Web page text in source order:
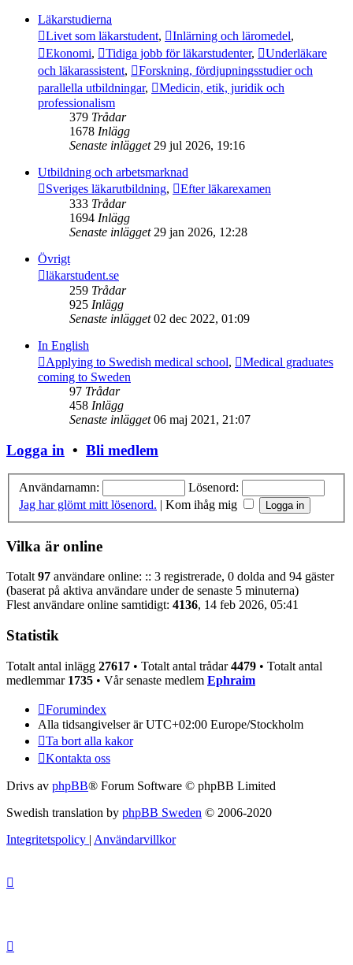
Läkarstudierna
Livet som läkarstudent, Inlärning och läromedel,
Ekonomi, Tidiga jobb för läkarstudenter,
Underläkare
och läkarassistent,
Forskning, fördjupningsstudier och
parallella utbildningar,
Medicin, etik, juridik och
professionalism
379 Trådar
1678 Inlägg
Senaste inlägget 29 jul 2026, 19:16
Utbildning och arbetsmarknad
Sveriges läkarutbildning,
Efter läkarexamen
333 Trådar
1694 Inlägg
Senaste inlägget 29 jan 2026, 12:28
Övrigt
läkarstudent.se
259 Trådar
925 Inlägg
Senaste inlägget 02 dec 2022, 01:09
In English
Applying to Swedish medical school,
Medical graduates
coming to Sweden
97 Trådar
458 Inlägg
Senaste inlägget 06 maj 2021, 21:07
Logga in • Bli medlem
Användarnamn:
Lösenord:
Jag har glömt mitt lösenord. | Kom ihåg mig
Vilka är online
Totalt97 användare online: :: 3 registrerade, 0 dolda and 94 gäster
(baserat på aktiva användare under de senaste 5 minuterna)
Flest användare online samtidigt: 4136, 14 feb 2026, 05:41
Statistik
Totalt antal inlägg 27617 • Totalt antal trådar4479 • Totalt antal
medlemmar 1735 • Vår senaste medlem Ephraim
Forumindex
Alla tidsangivelser är UTC+02:00 Europe/Stockholm
Ta bort alla kakor
Kontakta oss
Drivs av phpBB® Forum Software © phpBB Limited
Swedish translation by phpBB Sweden © 2006-2020
Integritetspolicy | Användarvillkor